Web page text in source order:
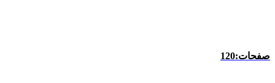
صفحات:120